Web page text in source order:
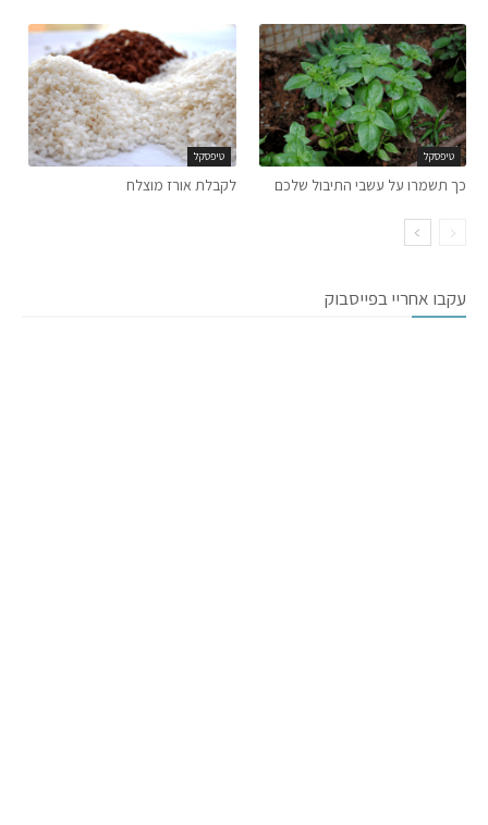
טיפסקל
כך תשמרו על עשבי התיבול שלכם
טיפסקל
לקבלת אורז מוצלח
עקבו אחריי בפייסבוק